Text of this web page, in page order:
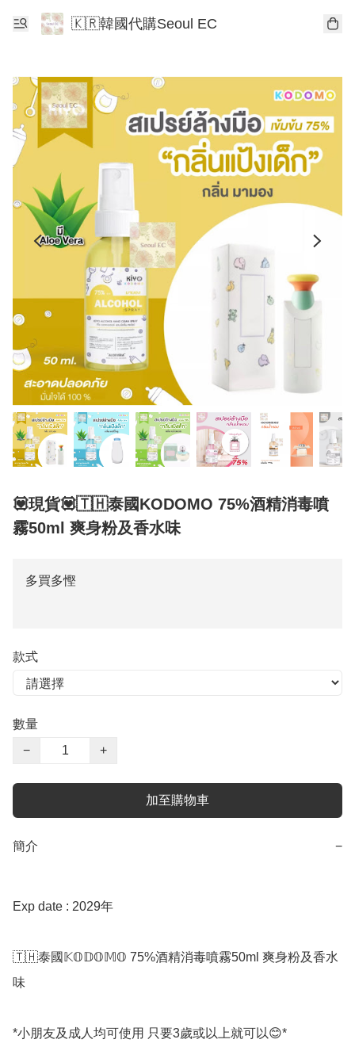
🇰🇷韓國代購Seoul EC
💟現貨💟🇹🇭泰國KODOMO 75%酒精消毒噴
霧50ml 爽身粉及香水味
多買多慳
款式
數量
−
+
加至購物車
簡介 −
Exp date : 2029年
🇹🇭泰國𝕂𝕆𝔻𝕆𝕄𝕆 75%酒精消毒噴霧50ml 爽身粉及香水
味
*小朋友及成人均可使用 只要3歲或以上就可以😊*